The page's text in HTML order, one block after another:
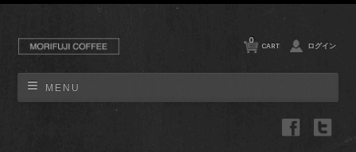
MENU
CART
0
ログイン